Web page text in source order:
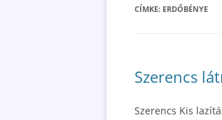
CÍMKE: ERDŐBÉNYE
Szerencs
Szerencs Kis